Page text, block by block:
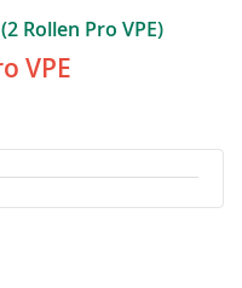
Rollen Pro VPE)
VPE